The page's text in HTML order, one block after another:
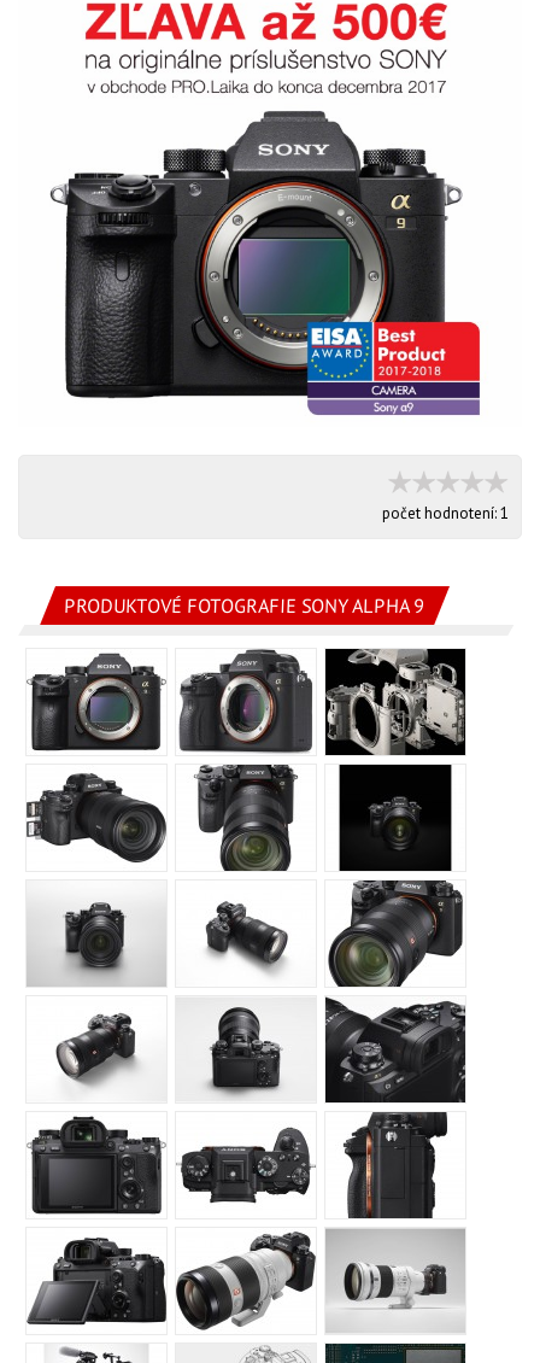
počet hodnotení:1
PRODUKTOVÉ FOTOGRAFIE SONY ALPHA 9